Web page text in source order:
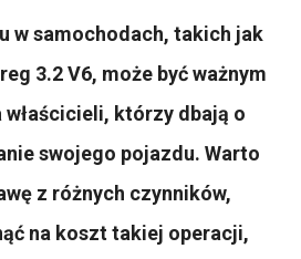
w samochodach, takich jak
3.2 V6, może być ważnym
którzy dbają o
swojego pojazdu. Warto
z różnych czynników,
na koszt takiej operacji,